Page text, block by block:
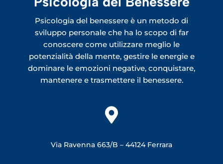
Psicologia del benessere è un metodo di
sviluppo personale che ha lo scopo di far
conoscere come utilizzare meglio le
potenzialità della mente, gestire le energie e
dominare le emozioni negative, conquistare,
mantenere e trasmettere il benessere.

Via Ravenna 663/B – 44124 Ferrara